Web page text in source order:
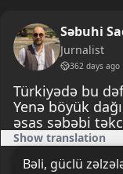
Səbuhi
Jurnalist
362 days ago
Türkiyədə bu
Yenə böyük
əsas səbəbi
Show translation
Bəli, güclü